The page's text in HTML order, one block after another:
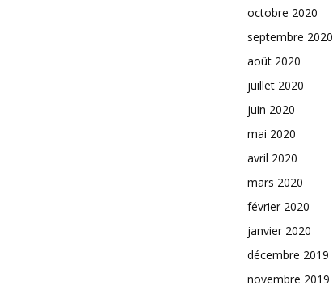
octobre 2020
septembre 2020
août 2020
juillet 2020
juin 2020
mai 2020
avril 2020
mars 2020
février 2020
janvier 2020
décembre 2019
novembre 2019